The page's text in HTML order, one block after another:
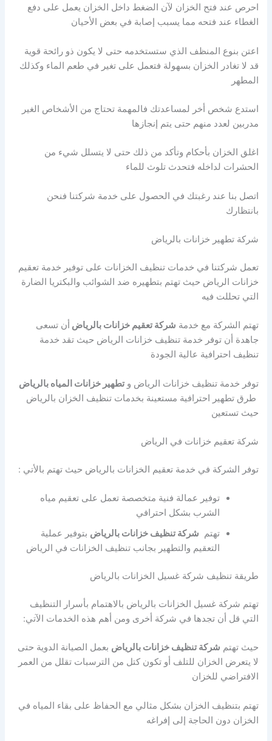
احرص عند فتح الخزان لآن الضغط داخل الخزان يعمل على دفع
الغطاء عند فتحه مما يسبب إصابة في بعض الأحيان
اعتن بنوع المنظف الذي ستستخدمه حتى لا يكون ذو رائحة قوية
قد لا تغادر الخزان بسهولة فتعمل على تغير في طعم الماء وكذلك
المطهر
استدع شخص أخر لمساعدتك فالمهمة تحتاج من الأشخاص الغير
مدربين لعدد منهم حتى يتم إنجازها
اغلق الخزان بأحكام وتأكد من ذلك حتى لا يتسلل شيء من
الحشرات لداخله فتحدث تلوث للماء
اتصل بنا عند رغبتك في الحصول على خدمة شركتنا فنحن
بانتظارك
شركة تطهير خزانات بالرياض
تعمل شركتنا في خدمات تنظيف الخزانات على توفير خدمة تعقيم
خزانات الرياض حيث تهتم بتطهيره ضد الشوائب والبكتريا الضارة
التي تحللت فيه
تهتم الشركة مع خدمة شركة تعقيم خزانات بالرياض أن تسعى
جاهدة أن توفر خدمة تنظيف خزانات الرياض حيث تقد خدمة
تنظيف احترافية عالية الجودة
توفر خدمة تنظيف خزانات الرياض وتطهير خزانات المياه بالرياض
طرق تطهير احترافية مستعينة بخدمات تنظيف الخزان بالرياض
حيث تستعين
شركة تعقيم خزانات في الرياض
توفر الشركة في خدمة تعقيم الخزانات بالرياض حيث تهتم بالأتي :
توفير عمالة فنية متخصصة تعمل على تعقيم مياه
الشرب بشكل احترافي
تهتم شركة تنظيف خزانات بالرياض بتوفير عملية
التعقيم والتطهير بجانب تنظيف الخزانات في الرياض
طريقة تنظيف شركة غسيل الخزانات بالرياض
تهتم شركة غسيل الخزانات بالرياض بالاهتمام بأسرار التنظيف
التي قل أن تجدها في شركة أخرى ومن أهم هذه الخدمات الآتي:
حيث تهتم شركة تنظيف خزانات بالرياض بعمل الصيانة الدوية حتى
لا يتعرض الخزان للتلف أو تكون كتل من الترسبات تقلل من العمر
الافتراضي للخزان
تهتم بتنظيف الخزان بشكل مثالي مع الحفاظ على بقاء المياه في
الخزان دون الحاجة إلى إفراغه